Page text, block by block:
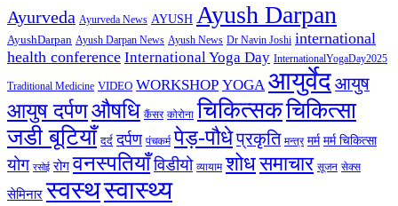
Ayurveda Ayurveda News AYUSH Ayush Darpan
AyushDarpan Ayush Darpan News Ayush News Dr Navin Joshi international
health conference International Yoga Day InternationalYogaDay2025
Traditional Medicine VIDEO WORKSHOP YOGA आयुर्वेदआयुष
आयुष दर्पणऔषधि कैंसर कोरोना चिकित्सकचिकित्सा
जडी बूटियाँ दर्द दर्पण पंचकर्म पेड़-पौधेप्रकृति मन्त्र मर्म मर्म चिकित्सा
योग रसोई रोग वनस्पतियाँविडीयो व्यायाम शोधसमाचार सूजन सेक्स
सेमिनार स्वस्थस्वास्थ्य